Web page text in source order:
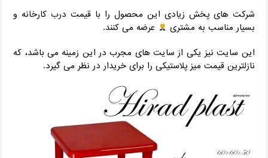
شرکت های پخش زیادی این محصول را با قیمت درب کارخانه و
بسیار مناسب به مشتری
عرضه می کنند.
این سایت نیز یکی از سایت های مجرب در این زمینه می باشد، که
نازلترین قیمت میز پلاستیکی را برای خریدار در نظر می گیرد.